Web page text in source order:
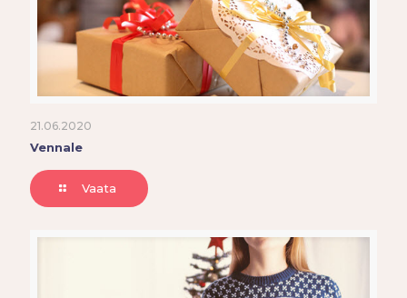
21.06.2020
Vennale
Vaata